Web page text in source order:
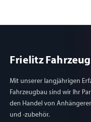
Frielitz
Mit unserer langjährigen
Fahrzeugbau sind wir Ihr
den Handel von
und -zubehör.